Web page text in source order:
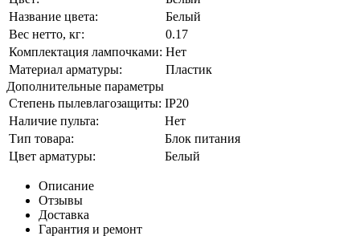
Название цвета:
Белый
Вес нетто, кг:
0.17
Комплектация лампочками: Нет
Материал арматуры:
Пластик
Дополнительные параметры
Степень пылевлагозащиты: IP20
Наличие пульта:
Нет
Тип товара:
Блок питания
Цвет арматуры:
Белый
Описание
Отзывы
Доставка
Гарантия и ремонт